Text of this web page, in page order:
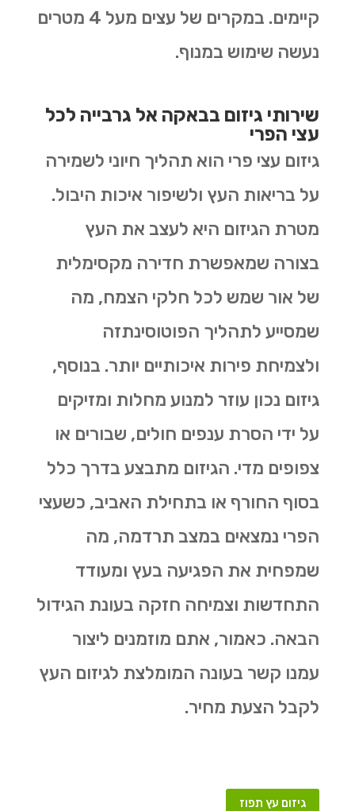
קיימים. במקרים של עצים מעל 4 מטרים
נעשה שימוש במנוף.
שירותי גיזום בבאקה אל גרבייה לכל
עצי הפרי
גיזום עצי פרי הוא תהליך חיוני לשמירה
על בריאות העץ ולשיפור איכות היבול.
מטרת הגיזום היא לעצב את העץ
בצורה שמאפשרת חדירה מקסימלית
של אור שמש לכל חלקי הצמח, מה
שמסייע לתהליך הפוטוסינתזה
ולצמיחת פירות איכותיים יותר. בנוסף,
גיזום נכון עוזר למנוע מחלות ומזיקים
על ידי הסרת ענפים חולים, שבורים או
צפופים מדי. הגיזום מתבצע בדרך כלל
בסוף החורף או בתחילת האביב, כשעצי
הפרי נמצאים במצב תרדמה, מה
שמפחית את הפגיעה בעץ ומעודד
התחדשות וצמיחה חזקה בעונת הגידול
הבאה. כאמור, אתם מוזמנים ליצור
עמנו קשר בעונה המומלצת לגיזום העץ
לקבל הצעת מחיר.
גיזום עץ תפוז